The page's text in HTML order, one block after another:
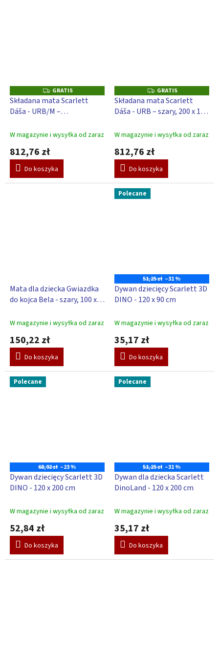
G
R
A
T
GRATIS
Składana mata Scarlett
Dáša - URB/M –
cm
W magazynie i wysyłka od zaraz
812,76 zł
Do koszyka
G
R
A
T
GRATIS
Składana mata Scarlett
Dáša - URB – szary, 200 x 140
W magazynie i wysyłka od zaraz
812,76 zł
Do koszyka
Mata dla dziecka Gwiazdka
do kojca Bela - szary, 100 x
W magazynie i wysyłka od zaraz
150,22 zł
Do koszyka
Polecane
51,25 zł –31 %
Dywan dziecięcy Scarlett 3D
DINO - 120 x 90 cm
W magazynie i wysyłka od zaraz
35,17 zł
Do koszyka
Polecane
68,92 zł –23 %
Dywan dziecięcy Scarlett 3D
DINO - 120 x 200 cm
W magazynie i wysyłka od zaraz
52,84 zł
Do koszyka
Polecane
51,25 zł –31 %
Dywan dla dziecka Scarlett
DinoLand - 120 x 200 cm
W magazynie i wysyłka od zaraz
35,17 zł
Do koszyka